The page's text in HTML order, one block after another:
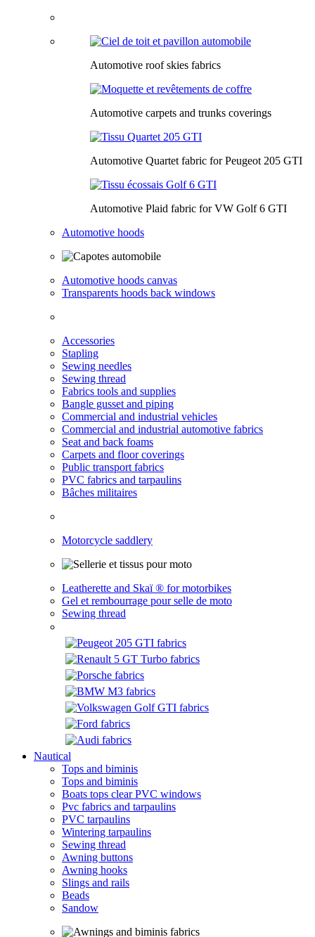
Automotive roof skies fabrics
Automotive carpets and trunks coverings
Automotive Quartet fabric for Peugeot 205 GTI
Automotive Plaid fabric for VW Golf 6 GTI
Automotive hoods
Automotive hoods canvas
Transparents hoods back windows
Accessories
Stapling
Sewing needles
Sewing thread
Fabrics tools and supplies
Bangle gusset and piping
Commercial and industrial vehicles
Commercial and industrial automotive fabrics
Seat and back foams
Carpets and floor coverings
Public transport fabrics
PVC fabrics and tarpaulins
Bâches militaires
Motorcycle saddlery
Leatherette and Skaï ® for motorbikes
Gel et rembourrage pour selle de moto
Sewing thread
Nautical
Tops and biminis
Tops and biminis
Boats tops clear PVC windows
Pvc fabrics and tarpaulins
PVC tarpaulins
Wintering tarpaulins
Sewing thread
Awning buttons
Awning hooks
Slings and rails
Beads
Sandow